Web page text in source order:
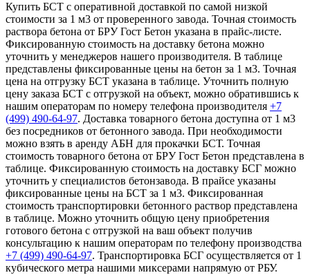
Купить БСТ с оперативной доставкой по самой низкой
стоимости за 1 м3 от проверенного завода. Точная стоимость
раствора бетона от БРУ Гост Бетон указана в прайс-листе.
Фиксированную стоимость на доставку бетона можно
уточнить у менеджеров нашего производителя. В таблице
представлены фиксированные цены на бетон за 1 м3. Точная
цена на отгрузку БСТ указана в таблице. Уточнить полную
цену заказа БСТ с отгрузкой на объект, можно обратившись к
нашим операторам по номеру телефона производителя +7
(499) 490-64-97. Доставка товарного бетона доступна от 1 м3
без посредников от бетонного завода. При необходимости
можно взять в аренду АБН для прокачки БСТ. Точная
стоимость товарного бетона от БРУ Гост Бетон представлена в
таблице. Фиксированную стоимость на доставку БСГ можно
уточнить у специалистов бетонзавода. В прайсе указаны
фиксированные цены на БСТ за 1 м3. Фиксированная
стоимость транспортировки бетонного раствор представлена
в таблице. Можно уточнить общую цену приобретения
готового бетона с отгрузкой на ваш объект получив
консультацию к нашим операторам по телефону производства
+7 (499) 490-64-97. Транспортировка БСГ осуществляется от 1
кубического метра нашими миксерами напрямую от РБУ.